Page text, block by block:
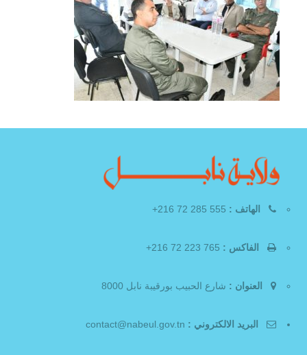
الهاتف :
الفاكس :
العنوان : شارع الحبيب بورقيبة نابل 8000
البريد الالكتروني :